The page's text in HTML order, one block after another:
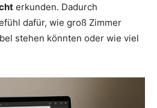
erkunden. Dadurch
dafür, wie groß Zimmer
stehen könnten oder wie viel